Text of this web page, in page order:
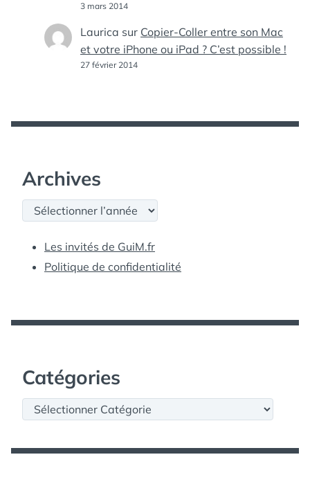
3 mars 2014
Laurica sur Copier-Coller entre son Mac
et votre iPhone ou iPad ? C’est possible !
27 février 2014
Archives
Archives
Les invités de GuiM.fr
Politique de confidentialité
Catégories
Catégories